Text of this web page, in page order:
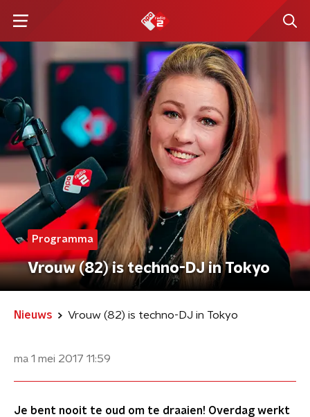
Programma
Vrouw (82) is techno-DJ in Tokyo
Nieuws Vrouw (82) is techno-DJ in Tokyo
ma 1 mei 2017 11:59
Je bent nooit te oud om te draaien! Overdag werkt